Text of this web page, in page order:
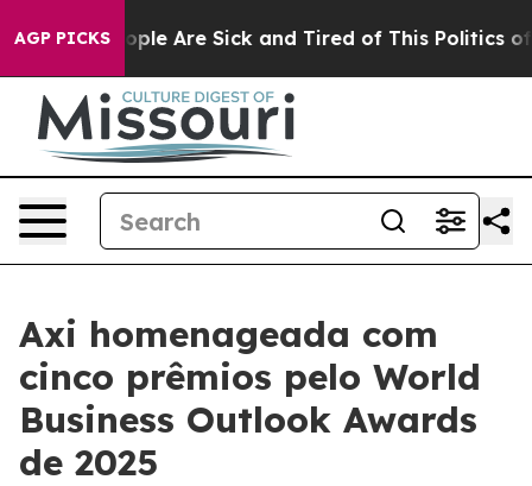
AGP PICKS
Win: “People Are Sick and Tired of This Politics of
Axi homenageada com
cinco prêmios pelo World
Business Outlook Awards
de 2025